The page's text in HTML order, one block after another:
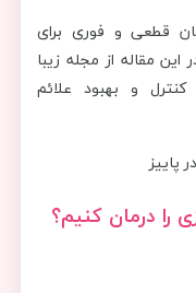
قطعی و فوری برای
مقاله از مجله زیبا
برای کنترل و بهبود علائم
را درمان کنیم؟